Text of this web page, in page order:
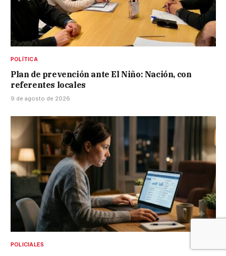
POLÍTICA
Plan de prevención ante El Niño: Nación, con
referentes locales
9 de agosto de 2026
POLICIALES